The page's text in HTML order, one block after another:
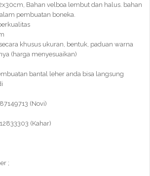
Bahan velboa lembut dan halus. bahan
pembuatan boneka.
khusus ukuran, bentuk, paduan warna
(harga menyesuaikan)
bantal leher anda bisa langsung
(Novi)
(Kahar)
;